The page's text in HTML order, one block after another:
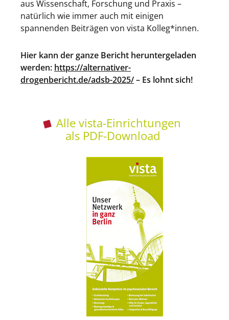
aus Wissenschaft, Forschung und Praxis –
natürlich wie immer auch mit einigen
spannenden Beiträgen von vista Kolleg*innen.
Hier kann der ganze Bericht heruntergeladen
werden: https://alternativer-
drogenbericht.de/adsb-2025/– Es lohnt sich!
Alle vista-Einrichtungen
als PDF-Download